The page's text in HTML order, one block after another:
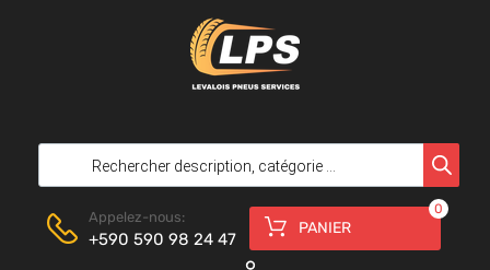
Appelez-nous:
+590 590 98 24 47
PANIER
0